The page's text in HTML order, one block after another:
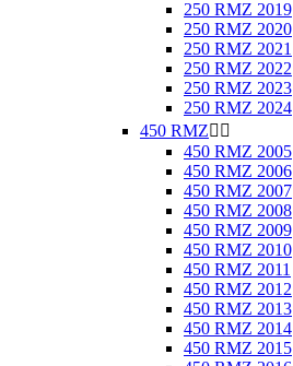
250 RMZ 2019
250 RMZ 2020
250 RMZ 2021
250 RMZ 2022
250 RMZ 2023
250 RMZ 2024
450 RMZ 
450 RMZ 2005
450 RMZ 2006
450 RMZ 2007
450 RMZ 2008
450 RMZ 2009
450 RMZ 2010
450 RMZ 2011
450 RMZ 2012
450 RMZ 2013
450 RMZ 2014
450 RMZ 2015